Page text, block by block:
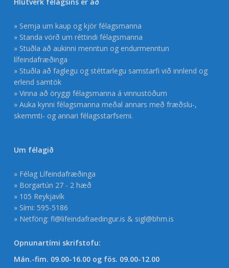
» Semja um kaup og kjör félagsmanna
» Standa vörð um réttindi félagsmanna
» Stuðla að aukinni menntun og endurmenntun
lífeindafræðinga
» Stuðla að faglegu og stéttarlegu samstarfi við innlend og
erlend samtök
» Vinna að öryggi félagsmanna á vinnustöðum
» Auka kynni félagsmanna meðal annars með fræðslu-,
skemmti- og annari félagsstarfsemi.
Um félagið
» Félag Lífeindafræðinga
» Borgartún 27 - 2 hæð
» 105 Reykjavík
» Sími: 595-5186
» Netföng: fl@lifeindafraedingur.is & sigl@bhm.is
Opnunartími skrifstofu:
Mán.-fim. 09.00-16.00 og fös. 09.00-12.00